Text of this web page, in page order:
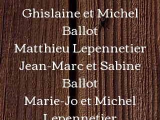
Ghislaine et Michel
Ballot
Matthieu Lepennetier
Jean-Marc et Sabine
Ballot
Marie-Jo et Michel